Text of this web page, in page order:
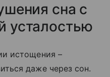
сна с
усталостью
истощения –
даже через сон.